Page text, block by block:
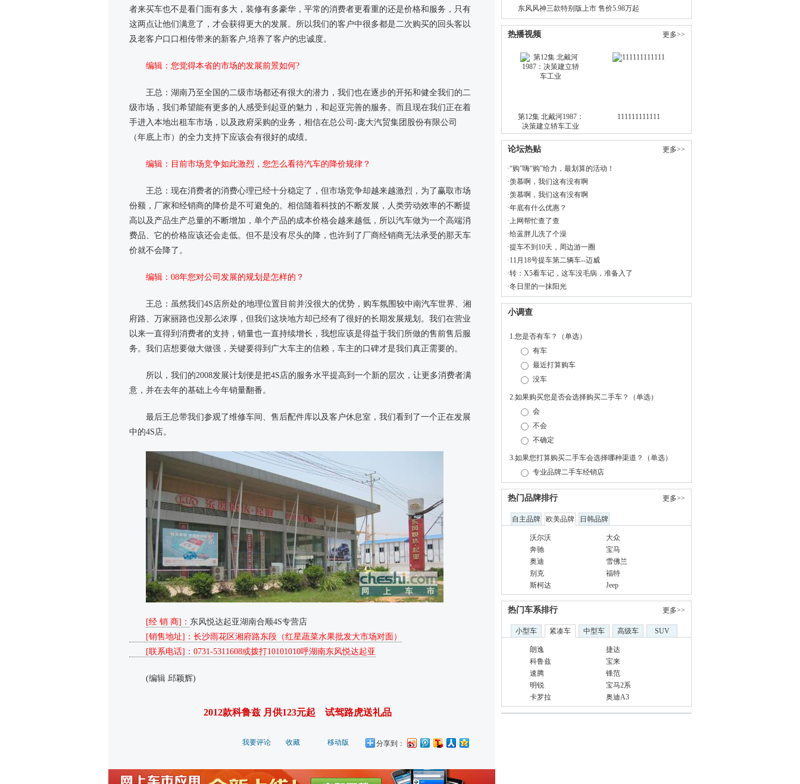
者来买车也不是看门面有多大，装修有多豪华，平常的消费者更看重的还是价格和服务，只有
这两点让他们满意了，才会获得更大的发展。所以我们的客户中很多都是二次购买的回头客以
及老客户口口相传带来的新客户,培养了客户的忠诚度。
编辑：您觉得本省的市场的发展前景如何?
王总：湖南乃至全国的二级市场都还有很大的潜力，我们也在逐步的开拓和健全我们的二
级市场，我们希望能有更多的人感受到起亚的魅力，和起亚完善的服务。而且现在我们正在着
手进入本地出租车市场，以及政府采购的业务，相信在总公司-庞大汽贸集团股份有限公司
（年底上市）的全力支持下应该会有很好的成绩。
编辑：目前市场竞争如此激烈，您怎么看待汽车的降价规律？
王总：现在消费者的消费心理已经十分稳定了，但市场竞争却越来越激烈，为了赢取市场
份额，厂家和经销商的降价是不可避免的。相信随着科技的不断发展，人类劳动效率的不断提
高以及产品生产总量的不断增加，单个产品的成本价格会越来越低，所以汽车做为一个高端消
费品、它的价格应该还会走低。但不是没有尽头的降，也许到了厂商经销商无法承受的那天车
价就不会降了。
编辑：08年您对公司发展的规划是怎样的？
王总：虽然我们4S店所处的地理位置目前并没很大的优势，购车氛围较中南汽车世界、湘
府路、万家丽路也没那么浓厚，但我们这块地方却已经有了很好的长期发展规划。我们在营业
以来一直得到消费者的支持，销量也一直持续增长，我想应该是得益于我们所做的售前售后服
务。我们店想要做大做强，关键要得到广大车主的信赖，车主的口碑才是我们真正需要的。
所以，我们的2008发展计划便是把4S店的服务水平提高到一个新的层次，让更多消费者满
意，并在去年的基础上今年销量翻番。
最后王总带我们参观了维修车间、售后配件库以及客户休息室，我们看到了一个正在发展
中的4S店。
[经 销 商]： 东风悦达起亚湖南合顺4S专营店
[销售地址]：长沙雨花区湘府路东段（红星蔬菜水果批发大市场对面）
[联系电话]：0731-5311608或拨打10101010呼湖南东风悦达起亚
(编辑 邱颖辉)
2012款科鲁兹 月供123元起 试驾路虎送礼品
分享到：
我要评论 收藏 移动版
东风风神三款特别版上市 售价5.98万起
热播视频 更多>>
第12集 北戴河1987：
决策建立轿车工业
111111111111
论坛热贴 更多>>
·“购”嗨“购”给力，最划算的活动！
·羡慕啊，我们这有没有啊
·羡慕啊，我们这有没有啊
·年底有什么优惠？
·上网帮忙查了查
·给蓝胖儿洗了个澡
·提车不到10天，周边游一圈
·11月18号提车第二辆车--迈威
·转：X5看车记，这车没毛病，准备入了
·冬日里的一抹阳光
热门品牌排行 更多>>
自主品牌 欧美品牌 日韩品牌
沃尔沃
大众
奔驰
宝马
奥迪
雪佛兰
别克
福特
斯柯达
Jeep
热门车系排行 更多>>
小型车 紧凑车 中型车 高级车 SUV
朗逸
捷达
科鲁兹
宝来
速腾
锋范
明锐
宝马2系
卡罗拉
奥迪A3